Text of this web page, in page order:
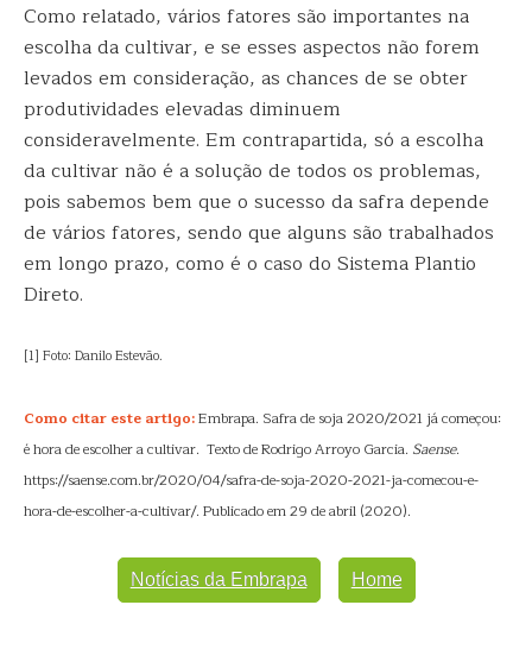
Como relatado, vários fatores são importantes na
escolha da cultivar, e se esses aspectos não forem
levados em consideração, as chances de se obter
produtividades elevadas diminuem
consideravelmente. Em contrapartida, só a escolha
da cultivar não é a solução de todos os problemas,
pois sabemos bem que o sucesso da safra depende
de vários fatores, sendo que alguns são trabalhados
em longo prazo, como é o caso do Sistema Plantio
Direto.
[1] Foto: Danilo Estevão.
Como citar este artigo:Embrapa. Safra de soja 2020/2021 já começou:
é hora de escolher a cultivar. Texto de Rodrigo Arroyo Garcia. Saense.
https://saense.com.br/2020/04/safra-de-soja-2020-2021-ja-comecou-e-
hora-de-escolher-a-cultivar/. Publicado em 29 de abril (2020).
Notícias da Embrapa Home